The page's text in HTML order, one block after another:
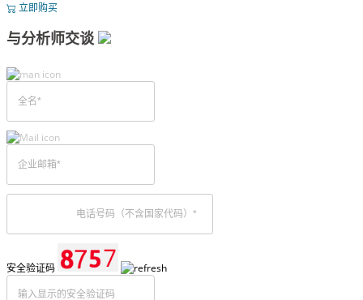
立即购买
与分析师交谈
安全验证码